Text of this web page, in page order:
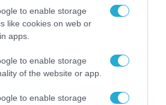
to enable storage
like cookies on web or
apps.
to enable storage
of the website or app.
to enable storage
ορθογραφικών γνώσεων για να
σας στην αναγνώριση των
Το δέκα στα δέκα μοιάζει με
καταφέρετε; Δοκιμάστε την τύχη
λέξεων. Βρείτε τη σωστή…
title=”Κουίζ: Σπάνιες ελληνικές